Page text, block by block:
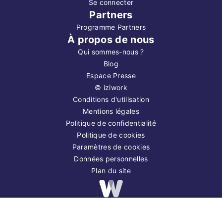
Se connecter
Partners
Programme Partners
À propos de nous
Qui sommes-nous ?
Blog
Espace Presse
© iziwork
Conditions d'utilisation
Mentions légales
Politique de confidentialité
Politique de cookies
Paramètres de cookies
Données personnelles
Plan du site